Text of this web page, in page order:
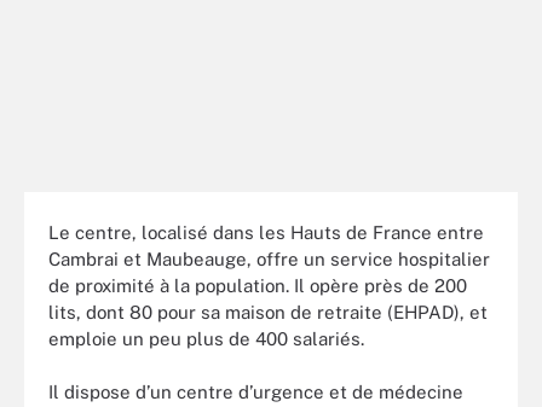
Le centre, localisé dans les Hauts de France entre
Cambrai et Maubeauge, offre un service hospitalier
de proximité à la population. Il opère près de 200
lits, dont 80 pour sa maison de retraite (EHPAD), et
emploie un peu plus de 400 salariés.
Il dispose d’un centre d’urgence et de médecine